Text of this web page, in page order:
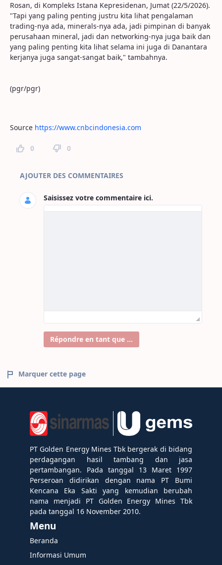
Rosan, di Kompleks Istana Kepresidenan, Jumat (22/5/2026).
"Tapi yang paling penting justru kita lihat pengalaman
trading-nya ada, minerals-nya ada, jadi pimpinan di banyak
perusahaan mineral, jadi dan networking-nya juga baik dan
yang paling penting kita lihat selama ini juga di Danantara
kerjanya juga sangat-sangat baik," tambahnya.
(pgr/pgr)
Source https://www.cnbcindonesia.com
0 0
Commentaires sur la page
AJOUTER DES COMMENTAIRES
Saisissez votre commentaire ici.
Répondre en tant que ...
Marquer cette page
PT Golden Energy Mines Tbk bergerak di bidang
perdagangan hasil tambang dan jasa
pertambangan. Pada tanggal 13 Maret 1997
Perseroan didirikan dengan nama PT Bumi
Kencana Eka Sakti yang kemudian berubah
nama menjadi PT Golden Energy Mines Tbk
pada tanggal 16 November 2010.
Menu
Beranda
Informasi Umum